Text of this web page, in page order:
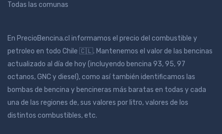
Todas las comunas
En PrecioBencina.cl informamos el precio del combustible y
petroleo en todo Chile 🇨🇱. Mantenemos el valor de las bencinas
actualizado al día de hoy (incluyendo bencina 93, 95, 97
octanos, GNC y diesel), como así también identificamos las
bombas de bencina y bencineras más baratas en todas y cada
una de las regiones de, sus valores por litro, valores de los
distintos combustibles, etc.